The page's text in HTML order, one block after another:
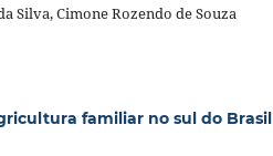
Silva, Cimone Rozendo de Souza
familiar no sul do Brasil